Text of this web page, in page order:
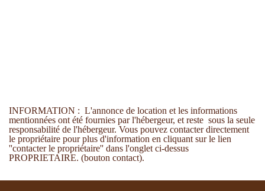
INFORMATION : L'annonce de location et les informations
mentionnées ont été fournies par l'hébergeur, et reste sous la seule
responsabilité de l'hébergeur. Vous pouvez contacter directement
le propriétaire pour plus d'information en cliquant sur le lien
''contacter le propriétaire'' dans l'onglet ci-dessus
PROPRIETAIRE. (bouton contact).